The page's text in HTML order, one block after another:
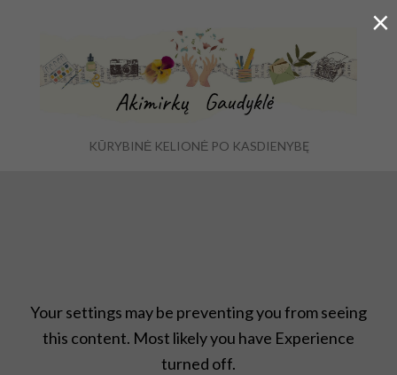
KŪRYBINĖ KELIONĖ PO KASDIENYBĘ
Your settings may be preventing you from seeing
this content. Most likely you have Experience
turned off.
×